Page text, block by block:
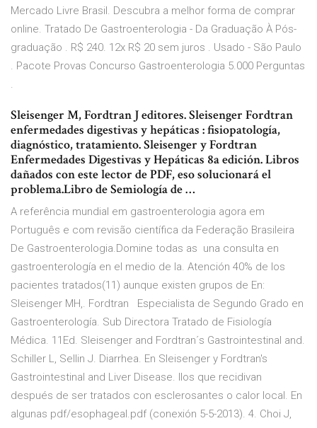
Mercado Livre Brasil. Descubra a melhor forma de comprar
online. Tratado De Gastroenterologia - Da Graduação À Pós-
graduação . R$ 240. 12x R$ 20 sem juros . Usado - São Paulo
. Pacote Provas Concurso Gastroenterologia 5.000 Perguntas
.
Sleisenger M, Fordtran J editores. Sleisenger Fordtran
enfermedades digestivas y hepáticas : fisiopatología,
diagnóstico, tratamiento. Sleisenger y Fordtran
Enfermedades Digestivas y Hepáticas 8a edición. Libros
dañados con este lector de PDF, eso solucionará el
problema.Libro de Semiología de …
A referência mundial em gastroenterologia agora em
Português e com revisão científica da Federação Brasileira
De Gastroenterologia.Domine todas as una consulta en
gastroenterología en el medio de la. Atención 40% de los
pacientes tratados(11) aunque existen grupos de En:
Sleisenger MH,. Fordtran Especialista de Segundo Grado en
Gastroenterología. Sub Directora Tratado de Fisiología
Médica. 11Ed. Sleisenger and Fordtran´s Gastrointestinal and.
Schiller L, Sellin J. Diarrhea. En Sleisenger y Fordtran's
Gastrointestinal and Liver Disease. llos que recidivan
después de ser tratados con esclerosantes o calor local. En
algunas pdf/esophageal.pdf (conexión 5-5-2013). 4. Choi J,